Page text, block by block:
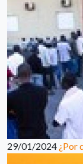
29/01/2024 ¿Por